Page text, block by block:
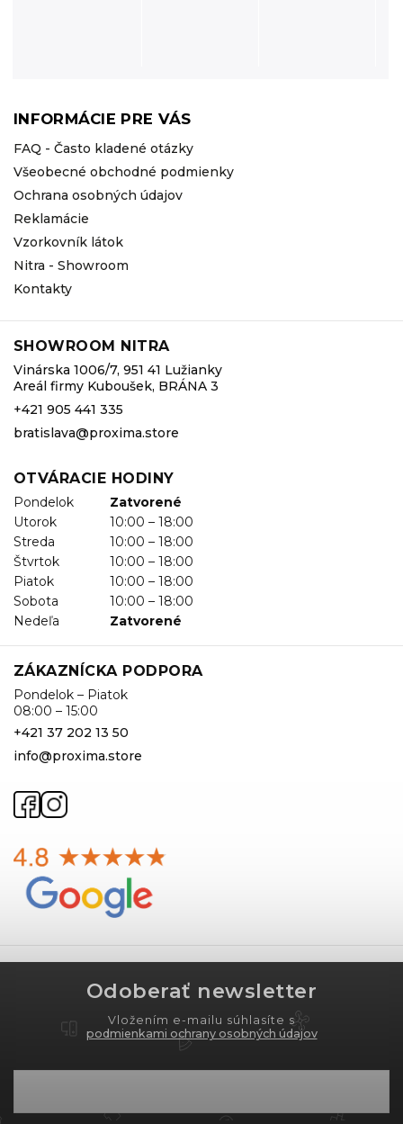
INFORMÁCIE PRE VÁS
FAQ - Často kladené otázky
Všeobecné obchodné podmienky
Ochrana osobných údajov
Reklamácie
Vzorkovník látok
Nitra - Showroom
Kontakty
SHOWROOM NITRA
Vinárska 1006/7, 951 41 Lužianky
Areál firmy Kuboušek, BRÁNA 3
+421 905 441 335
bratislava@proxima.store
OTVÁRACIE HODINY
Pondelok
Zatvorené
Utorok
10:00 – 18:00
Streda
10:00 – 18:00
Štvrtok
10:00 – 18:00
Piatok
10:00 – 18:00
Sobota
10:00 – 18:00
Nedeľa
Zatvorené
ZÁKAZNÍCKA PODPORA
Pondelok – Piatok
08:00 – 15:00
+421 37 202 13 50
info@proxima.store
Odoberať newsletter
Vložením e-mailu súhlasíte s
podmienkami ochrany osobných údajov